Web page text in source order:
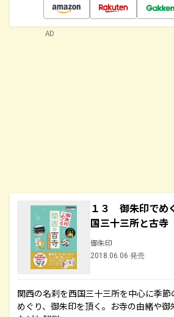
１３ 御朱印でめ
国三十三所と古寺
御朱印
2018.06.06 発売
関西の名刹を西国三十三所を中心に季
めぐり、御朱印を頂く。お寺の由緒や
AD